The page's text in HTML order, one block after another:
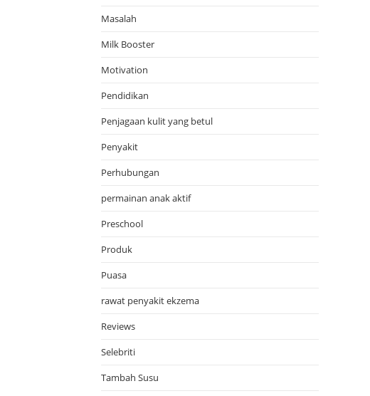
Masalah
Milk Booster
Motivation
Pendidikan
Penjagaan kulit yang betul
Penyakit
Perhubungan
permainan anak aktif
Preschool
Produk
Puasa
rawat penyakit ekzema
Reviews
Selebriti
Tambah Susu